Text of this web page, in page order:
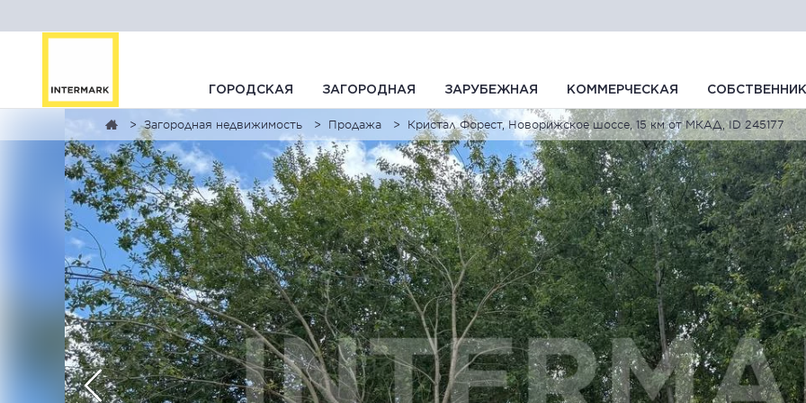
ГОРОДСКАЯ ЗАГОРОДНАЯ ЗАРУБЕЖНАЯ КОММЕРЧЕСКАЯ
Загородная недвижимость Продажа Кристал Форест, Новорижское шоссе, 15 км от МКАД, ID 245177